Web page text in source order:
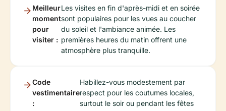
Meilleur
moment
pour
visiter :
Les visites en fin d'après-midi et en soirée
sont populaires pour les vues au coucher
du soleil et l'ambiance animée. Les
premières heures du matin offrent une
atmosphère plus tranquille.
Code
vestimentaire
:
Habillez-vous modestement par
respect pour les coutumes locales,
surtout le soir ou pendant les fêtes